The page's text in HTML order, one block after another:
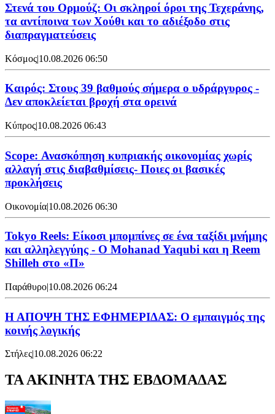
Στενά του Ορμούζ: Οι σκληροί όροι της Τεχεράνης,
τα αντίποινα των Χούθι και το αδιέξοδο στις
διαπραγματεύσεις
Κόσμος|10.08.2026 06:50
Καιρός: Στους 39 βαθμούς σήμερα ο υδράργυρος -
Δεν αποκλείεται βροχή στα ορεινά
Κύπρος|10.08.2026 06:43
Scope: Ανασκόπηση κυπριακής οικονομίας χωρίς
αλλαγή στις διαβαθμίσεις- Ποιες οι βασικές
προκλήσεις
Οικονομία|10.08.2026 06:30
Tokyo Reels: Είκοσι μπομπίνες σε ένα ταξίδι μνήμης
και αλληλεγγύης - Ο Mohanad Yaqubi και η Reem
Shilleh στο «Π»
Παράθυρο|10.08.2026 06:24
Η ΑΠΟΨΗ ΤΗΣ ΕΦΗΜΕΡΙΔΑΣ: Ο εμπαιγμός της
κοινής λογικής
Στήλες|10.08.2026 06:22
ΤΑ ΑΚΙΝΗΤΑ ΤΗΣ ΕΒΔΟΜΑΔΑΣ